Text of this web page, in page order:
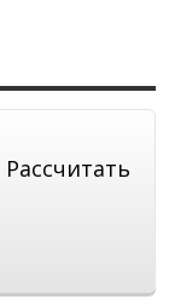
Рассчитать